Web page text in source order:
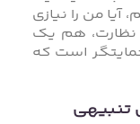
من را نیازی
نظارت، هم یک
است که